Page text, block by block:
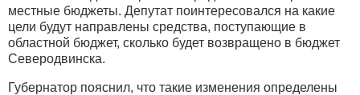
местные бюджеты. Депутат поинтересовался на какие
цели будут направлены средства, поступающие в
областной бюджет, сколько будет возвращено в бюджет
Северодвинска.
Губернатор пояснил, что такие изменения определены